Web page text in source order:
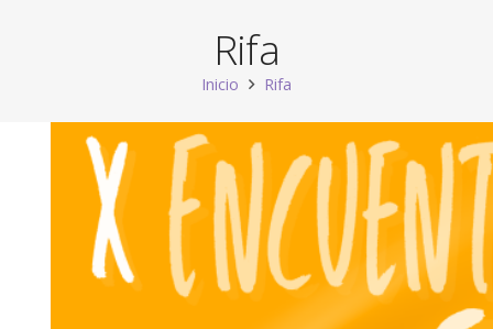
Rifa
Inicio Rifa